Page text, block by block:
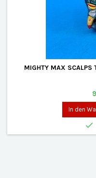
MIGHTY MAX SCALPS
In den
